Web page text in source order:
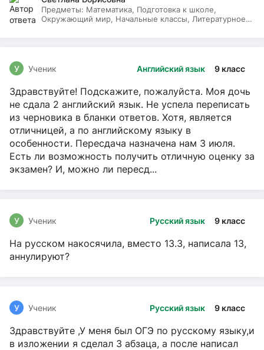
Предметы: Математика, Подготовка к школе,
Окружающий мир, Начальные классы, Литературное
Английский язык 9 класс
У Ученик
Здравствуйте! Подскажите, пожалуйста. Моя дочь
не сдала 2 английский язык. Не успела переписать
из черновика в бланки ответов. Хотя, является
отличницей, а по английскому языку в
особенности. Пересдача назначена нам 3 июля.
Есть ли возможность получить отличную оценку за
экзамен? И, можно ли пересд...
Русский язык 9 класс
У Ученик
На русском накосячила, вместо 13.3, написала 13,
аннулируют?
Русский язык 9 класс
У Ученик
Здравствуйте ,У меня был ОГЭ по русскому языку,и
в изложении я сделал 3 абзаца, а после написал